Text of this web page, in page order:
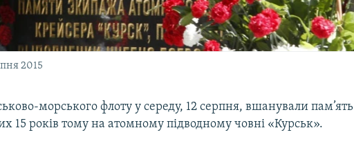
2015
морського флоту у середу, 12 серпня, вшанували пам’ять
15 років тому на атомному підводному човні «Курськ».